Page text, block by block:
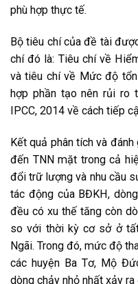
phù hợp thực tế.
Bộ tiêu chí của đề tài
chí đó là: Tiêu chí về
và tiêu chí về Mức độ
hợp phần tạo nên rủi ro
IPCC, 2014 về cách tiếp
Kết quả phân tích và
đến TNN mặt trong cả
đổi trữ lượng và nhu cầu
tác động của BĐKH,
đều có xu thế tăng còn
so với thời kỳ cơ sở ở
Ngãi. Trong đó, mức độ
các huyện Ba Tơ, Mộ
dòng chảy nhỏ nhất xảy ra